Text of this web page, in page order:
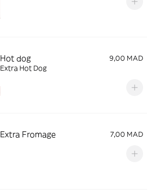
Hot dog
9,00 MAD
Extra Hot Dog
Extra Fromage 7,00 MAD